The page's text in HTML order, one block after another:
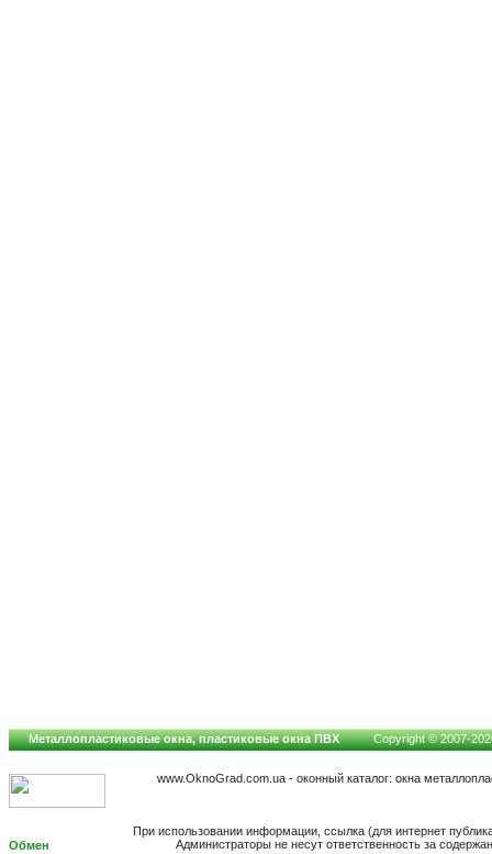
Металлопластиковые окна, пластиковые окна ПВХ Copyright © 2007-
www.OknoGrad.com.ua - оконный каталог: окна
При использовании информации, ссылка (для интернет
Администраторы не несут ответственность за
Обмен